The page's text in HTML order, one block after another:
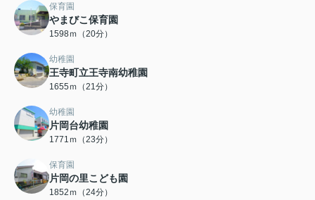
保育園
やまびこ保育園
1598ｍ（20分）
幼稚園
王寺町立王寺南幼稚園
1655ｍ（21分）
幼稚園
片岡台幼稚園
1771ｍ（23分）
保育園
片岡の里こども園
1852ｍ（24分）